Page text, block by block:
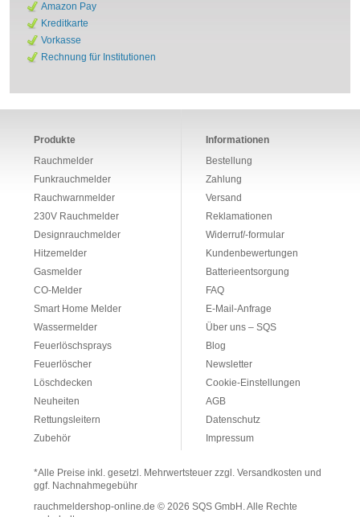
Amazon Pay
Kreditkarte
Vorkasse
Rechnung für Institutionen
Produkte
Rauchmelder
Funkrauchmelder
Rauchwarnmelder
230V Rauchmelder
Designrauchmelder
Hitzemelder
Gasmelder
CO-Melder
Smart Home Melder
Wassermelder
Feuerlöschsprays
Feuerlöscher
Löschdecken
Neuheiten
Rettungsleitern
Zubehör
Informationen
Bestellung
Zahlung
Versand
Reklamationen
Widerruf/-formular
Kundenbewertungen
Batterieentsorgung
FAQ
E-Mail-Anfrage
Über uns – SQS
Blog
Newsletter
Cookie-Einstellungen
AGB
Datenschutz
Impressum
*Alle Preise inkl. gesetzl. Mehrwertsteuer zzgl. Versandkosten und
ggf. Nachnahmegebühr
rauchmeldershop-online.de © 2026 SQS GmbH. Alle Rechte